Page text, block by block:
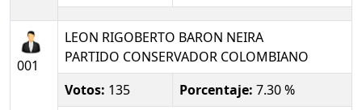
001
LEON RIGOBERTO BARON NEIRA
PARTIDO CONSERVADOR COLOMBIANO
Votos: 135 Porcentaje: 7.30 %